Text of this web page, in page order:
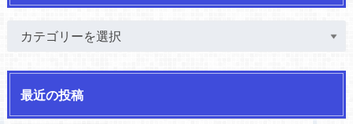
最近の投稿